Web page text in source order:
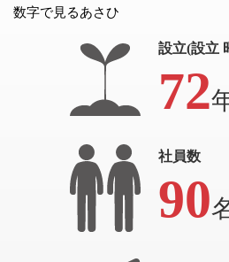
設立(設立
72
社員数
90